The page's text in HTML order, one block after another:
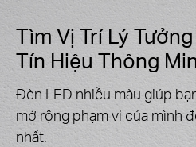
Tìm Vị Trí Lý
Tín Hiệu Thông
Đèn LED nhiều màu giúp
mở rộng phạm vi của mình
nhất.